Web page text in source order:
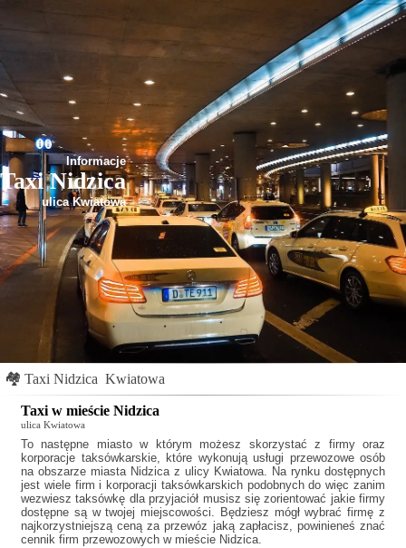
Informacje
Taxi Nidzica
ulica Kwiatowa
🏘 Taxi Nidzica Kwiatowa
Taxi w mieście Nidzica
ulica Kwiatowa
To następne miasto w którym możesz skorzystać z firmy oraz
korporacje taksówkarskie, które wykonują usługi przewozowe osób
na obszarze miasta Nidzica z ulicy Kwiatowa. Na rynku dostępnych
jest wiele firm i korporacji taksówkarskich podobnych dowięc zanim
wezwiesz taksówkę dla przyjaciół musisz się zorientować jakie firmy
dostępne są w twojej miejscowości. Będziesz mógł wybrać firmę z
najkorzystniejszą ceną za przewóz jaką zapłacisz, powinieneś znać
cennik firm przewozowych w mieście Nidzica.